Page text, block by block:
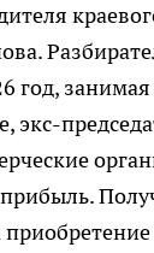
год,
экс-